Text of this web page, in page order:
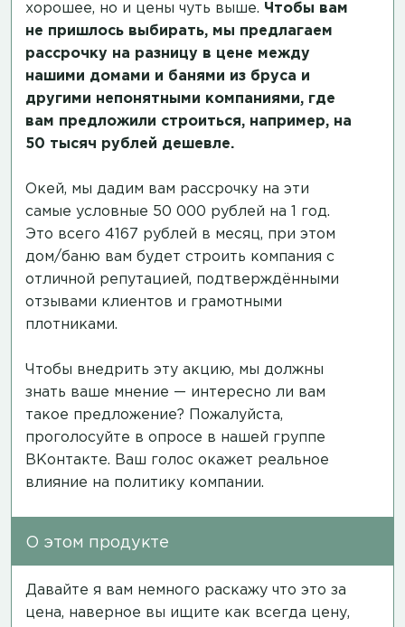
хорошее, но и цены чуть выше. Чтобы вам
не пришлось выбирать, мы предлагаем
рассрочку на разницу в цене между
нашими домами и банями из бруса и
другими непонятными компаниями, где
вам предложили строиться, например, на
50 тысяч рублей дешевле.
Окей, мы дадим вам рассрочку на эти
самые условные 50 000 рублей на 1 год.
Это всего 4167 рублей в месяц, при этом
дом/баню вам будет строить компания с
отличной репутацией, подтверждёнными
отзывами клиентов и грамотными
плотниками.
Чтобы внедрить эту акцию, мы должны
знать ваше мнение — интересно ли вам
такое предложение? Пожалуйста,
проголосуйте в опросе в нашей группе
ВКонтакте. Ваш голос окажет реальное
влияние на политику компании.
О этом продукте
Давайте я вам немного раскажу что это за
цена, наверное вы ищите как всегда цену,